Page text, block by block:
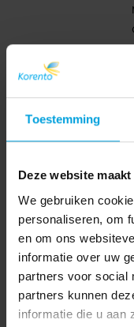
Toestemming
Deze website
We gebruiken
personaliseren, om
en om ons
informatie over uw
partners voor social
partners kunnen
informatie die u aan
Werknemers
opgelegd krijgen bij
onveilig gedrag